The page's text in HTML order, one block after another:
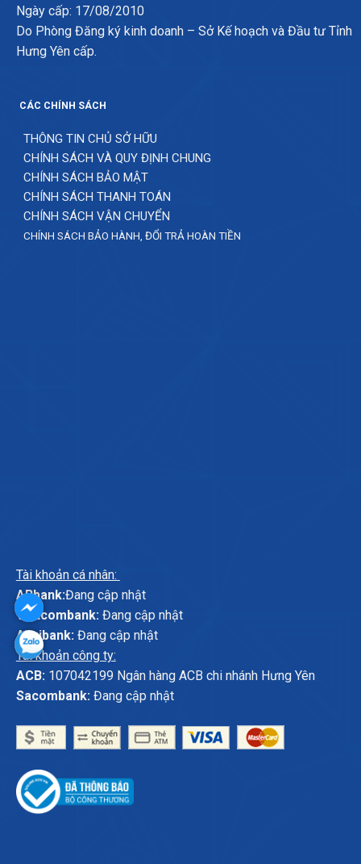
Ngày cấp: 17/08/2010
Do Phòng Đăng ký kinh doanh – Sở Kế hoạch và Đầu tư Tỉnh
Hưng Yên cấp.
CÁC CHÍNH SÁCH
THÔNG TIN CHỦ SỞ HỮU
CHÍNH SÁCH VÀ QUY ĐỊNH CHUNG
CHÍNH SÁCH BẢO MẬT
CHÍNH SÁCH THANH TOÁN
CHÍNH SÁCH VẬN CHUYỂN
CHÍNH SÁCH BẢO HÀNH, ĐỔI TRẢ HOÀN TIỀN
Tài khoản cá nhân:
ABbank:Đang cập nhật
Vietcombank:Đang cập nhật
Agribank:Đang cập nhật
Tài khoản công ty:
ACB:107042199 Ngân hàng ACB chi nhánh Hưng Yên
Sacombank:Đang cập nhật